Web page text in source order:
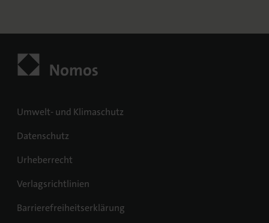
Umwelt- und Klimaschutz
Datenschutz
Urheberrecht
Verlagsrichtlinien
Barrierefreiheitserklärung